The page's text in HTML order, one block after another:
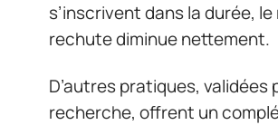
s’inscrivent dans la durée,
rechute diminue nettement.
D’autres pratiques, validées
recherche, offrent un